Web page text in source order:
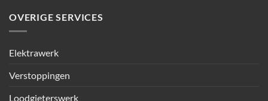
OVERIGE SERVICES
Elektrawerk
Verstoppingen
Loodgieterswerk